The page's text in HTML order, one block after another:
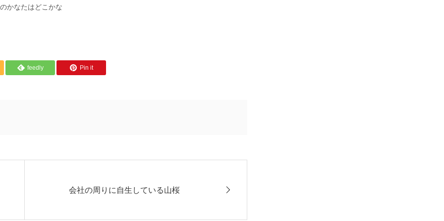
かなたはどこかな
feedly Pin it
会社の周りに自生している山桜